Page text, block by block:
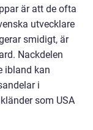
är att de ofta
utvecklare
smidigt, är
Nackdelen
ibland kan
i
som USA